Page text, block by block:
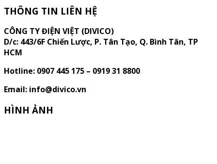
THÔNG TIN LIÊN HỆ
CÔNG TY ĐIỆN VIỆT (DIVICO)
D/c: 443/6F Chiến Lược, P. Tân Tạo, Q. Bình Tân, TP
HCM
Hotline: 0907 445 175 – 0919 31 8800
Email: info@divico.vn
HÌNH ẢNH